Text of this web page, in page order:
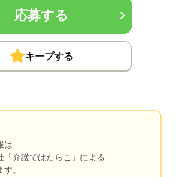
応募する
キープする
は
「介護ではたらこ」による
。